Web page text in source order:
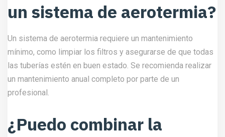
un sistema de aerotermia?
Un sistema de aerotermia requiere un mantenimiento
mínimo, como limpiar los filtros y asegurarse de que todas
las tuberías estén en buen estado. Se recomienda realizar
un mantenimiento anual completo por parte de un
profesional.
¿Puedo combinar la